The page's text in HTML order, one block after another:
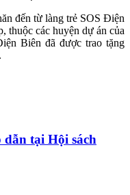
đến từ làng trẻ SOS Điện
thuộc các huyện dự án của
Biên đã được trao tặng
tại Hội sách